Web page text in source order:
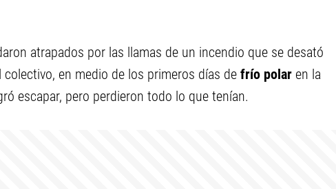
atrapados por las llamas de un incendio que se desató
en medio de los primeros días de frío polar en la
escapar, pero perdieron todo lo que tenían.